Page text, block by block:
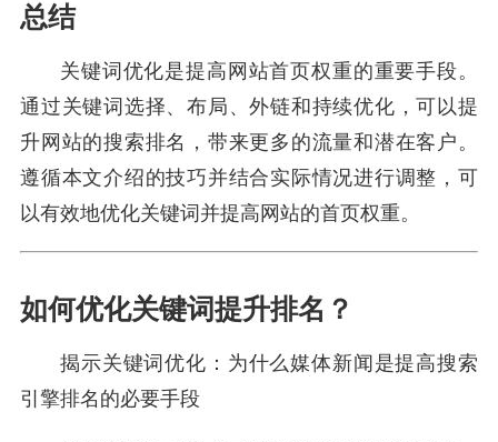
总结
关键词优化是提高网站首页权重的重要手段。
通过关键词选择、布局、外链和持续优化，可以提
升网站的搜索排名，带来更多的流量和潜在客户。
遵循本文介绍的技巧并结合实际情况进行调整，可
以有效地优化关键词并提高网站的首页权重。
如何优化关键词提升排名？
揭示关键词优化：为什么媒体新闻是提高搜索
引擎排名的必要手段